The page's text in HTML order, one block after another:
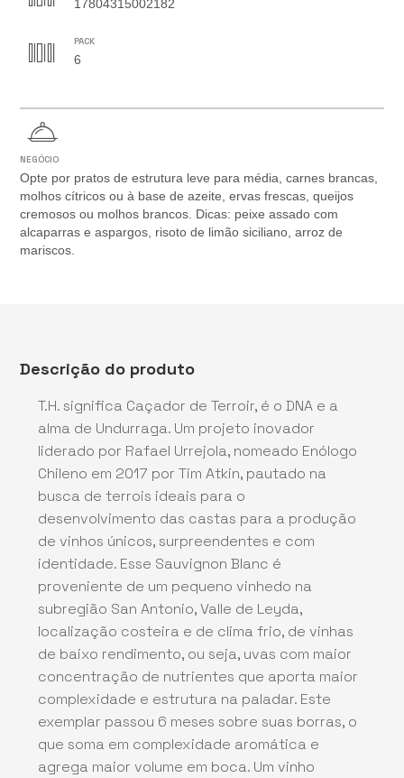
17804315002182
PACK
6
NEGÓCIO
Opte por pratos de estrutura leve para média, carnes brancas,
molhos cítricos ou à base de azeite, ervas frescas, queijos
cremosos ou molhos brancos. Dicas: peixe assado com
alcaparras e aspargos, risoto de limão siciliano, arroz de
mariscos.
Descrição do produto
T.H. significa Caçador de Terroir, é o DNA e a
alma de Undurraga. Um projeto inovador
liderado por Rafael Urrejola, nomeado Enólogo
Chileno em 2017 por Tim Atkin, pautado na
busca de terrois ideais para o
desenvolvimento das castas para a produção
de vinhos únicos, surpreendentes e com
identidade. Esse Sauvignon Blanc é
proveniente de um pequeno vinhedo na
subregião San Antonio, Valle de Leyda,
localização costeira e de clima frio, de vinhas
de baixo rendimento, ou seja, uvas com maior
concentração de nutrientes que aporta maior
complexidade e estrutura na paladar. Este
exemplar passou 6 meses sobre suas borras, o
que soma em complexidade aromática e
agrega maior volume em boca. Um vinho